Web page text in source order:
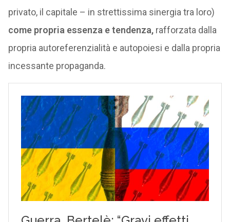
privato, il capitale – in strettissima sinergia tra loro)
come propria essenza e tendenza, rafforzata dalla
propria autoreferenzialità e autopoiesi e dalla propria
incessante propaganda.